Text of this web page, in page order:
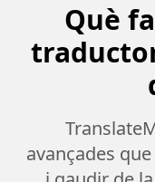
Què
avançades